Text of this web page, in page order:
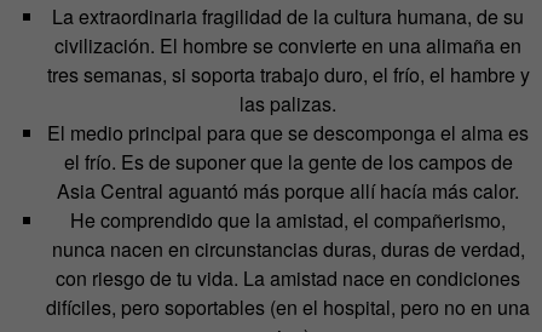
La extraordinaria fragilidad de la cultura humana, de su
civilización. El hombre se convierte en una alimaña en
tres semanas, si soporta trabajo duro, el frío, el hambre y
las palizas.
El medio principal para que se descomponga el alma es
el frío. Es de suponer que la gente de los campos de
Asia Central aguantó más porque allí hacía más calor.
He comprendido que la amistad, el compañerismo,
nunca nacen en circunstancias duras, duras de verdad,
con riesgo de tu vida. La amistad nace en condiciones
difíciles, pero soportables (en el hospital, pero no en una